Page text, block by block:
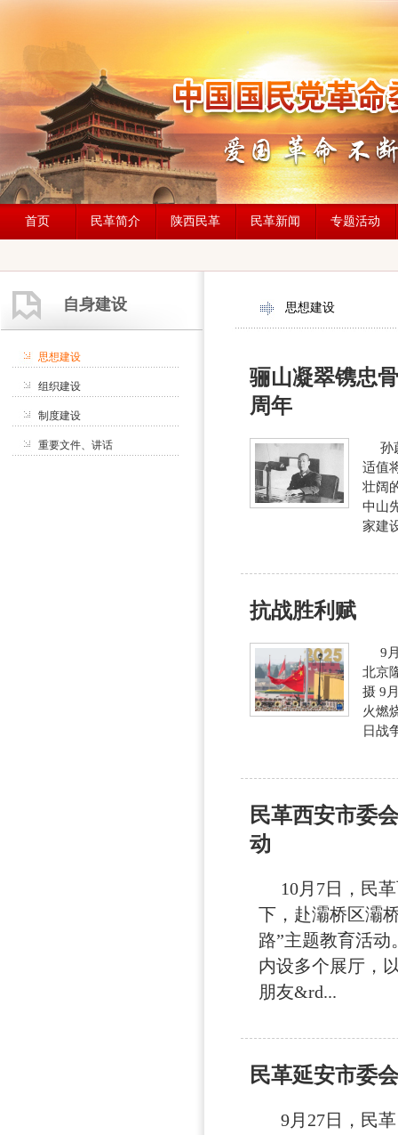
首页 民革简介 陕西民革 民革新闻 专题活动
自身建设
思想建设
组织建设
制度建设
重要文件、讲话
思想建设
骊山凝翠镌忠
周年
孙
适值
壮阔
中山
家建
抗战胜利赋
9月
北京
摄 9
火燃
日战
民革西安市委
动
10月7日，民革
下，赴灞桥区灞
路”主题教育活
内设多个展厅，
朋友&rd...
民革延安市委
9月27日，民革